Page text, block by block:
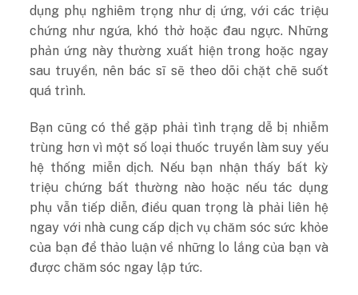
dụng phụ nghiêm trọng như dị ứng, với các triệu
chứng như ngứa, khó thở hoặc đau ngực. Những
phản ứng này thường xuất hiện trong hoặc ngay
sau truyền, nên bác sĩ sẽ theo dõi chặt chẽ suốt
quá trình.
Bạn cũng có thể gặp phải tình trạng dễ bị nhiễm
trùng hơn vì một số loại thuốc truyền làm suy yếu
hệ thống miễn dịch. Nếu bạn nhận thấy bất kỳ
triệu chứng bất thường nào hoặc nếu tác dụng
phụ vẫn tiếp diễn, điều quan trọng là phải liên hệ
ngay với nhà cung cấp dịch vụ chăm sóc sức khỏe
của bạn để thảo luận về những lo lắng của bạn và
được chăm sóc ngay lập tức.